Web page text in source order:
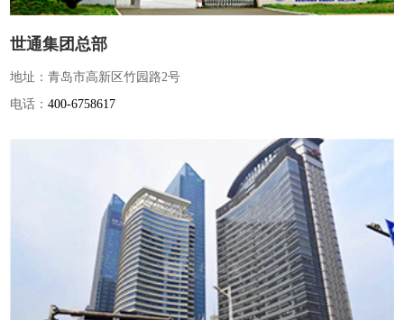
世通集团总部
地址：青岛市高新区竹园路2号
电话：400-6758617